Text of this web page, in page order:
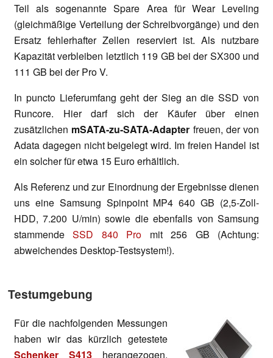
Teil als sogenannte Spare Area für Wear Leveling
(gleichmäßige Verteilung der Schreibvorgänge) und den
Ersatz fehlerhafter Zellen reserviert ist. Als nutzbare
Kapazität verbleiben letztlich 119 GB bei der SX300 und
111 GB bei der Pro V.
In puncto Lieferumfang geht der Sieg an die SSD von
Runcore. Hier darf sich der Käufer über einen
zusätzlichen mSATA-zu-SATA-Adapter freuen, der von
Adata dagegen nicht beigelegt wird. Im freien Handel ist
ein solcher für etwa 15 Euro erhältlich.
Als Referenz und zur Einordnung der Ergebnisse dienen
uns eine Samsung Spinpoint MP4 640 GB (2,5-Zoll-
HDD, 7.200 U/min) sowie die ebenfalls von Samsung
stammendeSSD 840 Pro mit 256 GB (Achtung:
abweichendes Desktop-Testsystem!).
Testumgebung
Für die nachfolgenden Messungen
haben wir das kürzlich getestete
Schenker S413 herangezogen,